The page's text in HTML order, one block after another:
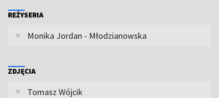
REŻYSERIA
Monika Jordan - Młodzianowska
ZDJĘCIA
Tomasz Wójcik